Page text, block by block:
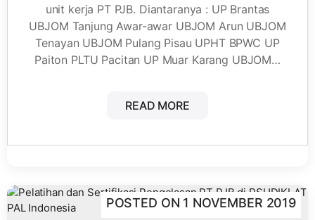
unit kerja PT PJB. Diantaranya : UP Brantas
UBJOM Tanjung Awar-awar UBJOM Arun UBJOM
Tenayan UBJOM Pulang Pisau UPHT BPWC UP
Paiton PLTU Pacitan UP Muar Karang UBJOM…
READ MORE
POSTED ON 1 NOVEMBER 2019